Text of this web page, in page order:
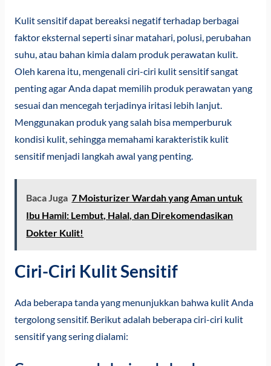
Kulit sensitif dapat bereaksi negatif terhadap berbagai
faktor eksternal seperti sinar matahari, polusi, perubahan
suhu, atau bahan kimia dalam produk perawatan kulit.
Oleh karena itu, mengenali ciri-ciri kulit sensitif sangat
penting agar Anda dapat memilih produk perawatan yang
sesuai dan mencegah terjadinya iritasi lebih lanjut.
Menggunakan produk yang salah bisa memperburuk
kondisi kulit, sehingga memahami karakteristik kulit
sensitif menjadi langkah awal yang penting.
Baca Juga 7 Moisturizer Wardah yang Aman untuk
Ibu Hamil: Lembut, Halal, dan Direkomendasikan
Dokter Kulit!
Ciri-Ciri Kulit Sensitif
Ada beberapa tanda yang menunjukkan bahwa kulit Anda
tergolong sensitif. Berikut adalah beberapa ciri-ciri kulit
sensitif yang sering dialami: